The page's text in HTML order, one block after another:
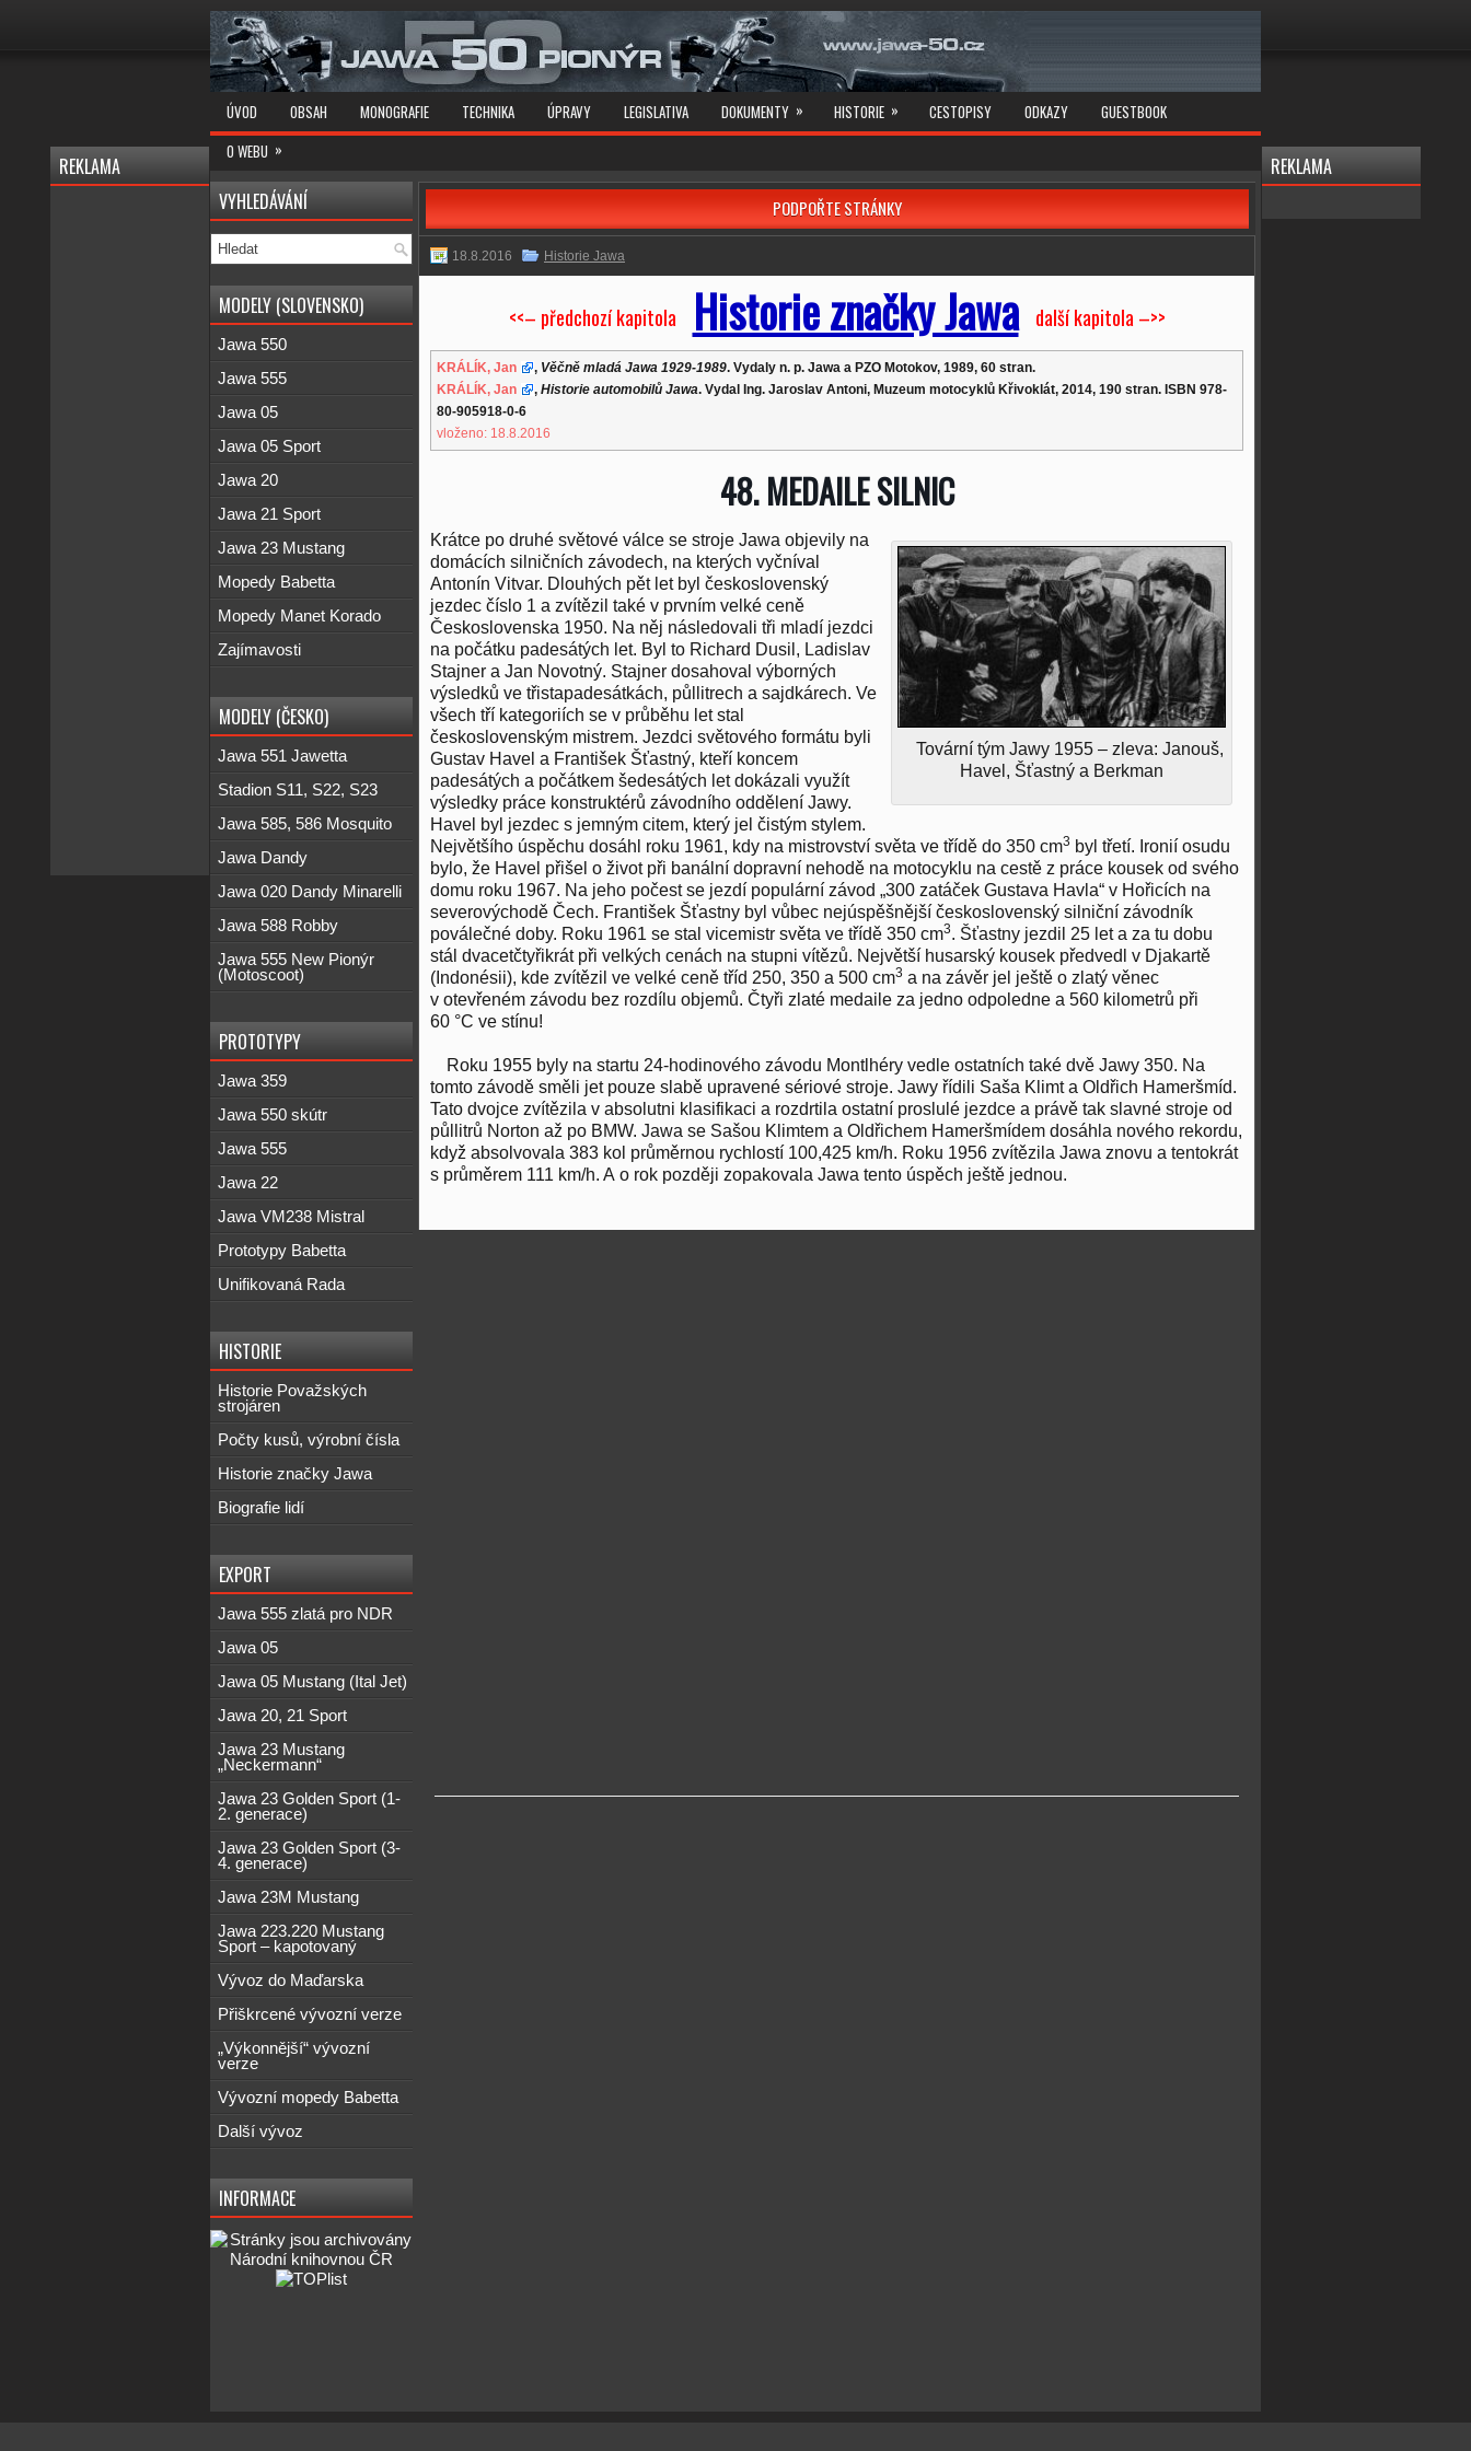
ÚVOD OBSAH MONOGRAFIE TECHNIKA ÚPRAVY LEGISLATIVA DOKUMENTY » HISTORIE » CESTOPISY ODKAZY
GUESTBOOK
O WEBU »
REKLAMA
REKLAMA
PODPOŘTE STRÁNKY
18.8.2016 Historie Jawa
<<– předchozí kapitola Historie značky Jawa další kapitola –>>
KRÁLÍK, Jan , Věčně mladá Jawa 1929-1989. Vydaly n. p. Jawa a PZO Motokov, 1989, 60 stran.
KRÁLÍK, Jan
, Historie automobilů Jawa. Vydal Ing. Jaroslav Antoni, Muzeum motocyklů Křivoklát, 2014, 190 stran. ISBN 978-
80-905918-0-6
vloženo: 18.8.2016
48. MEDAILE SILNIC
Tovární tým Jawy 1955 – zleva: Janouš,
Havel, Šťastný a Berkman
Krátce po druhé světové válce se stroje Jawa objevily na
domácích silničních závodech, na kterých vyčníval
Antonín Vitvar. Dlouhých pět let byl československý
jezdec číslo 1 a zvítězil také v prvním velké ceně
Československa 1950. Na něj následovali tři mladí jezdci
na počátku padesátých let. Byl to Richard Dusil, Ladislav
Stajner a Jan Novotný. Stajner dosahoval výborných
výsledků ve třistapadesátkách, půllitrech a sajdkárech. Ve
všech tří kategoriích se v průběhu let stal
československým mistrem. Jezdci světového formátu byli
Gustav Havel a František Šťastný, kteří koncem
padesátých a počátkem šedesátých let dokázali využít
výsledky práce konstruktérů závodního oddělení Jawy.
Havel byl jezdec s jemným citem, který jel čistým stylem.
Největšího úspěchu dosáhl roku 1961, kdy na mistrovství světa ve třídě do 350 cm3 byl třetí. Ironií osudu
bylo, že Havel přišel o život při banální dopravní nehodě na motocyklu na cestě z práce kousek od svého
domu roku 1967. Na jeho počest se jezdí populární závod „300 zatáček Gustava Havla“ v Hořicích na
severovýchodě Čech. František Šťastny byl vůbec nejúspěšnější československý silniční závodník
poválečné doby. Roku 1961 se stal vicemistr světa ve třídě 350 cm3. Šťastny jezdil 25 let a za tu dobu
stál dvacetčtyřikrát při velkých cenách na stupni vítězů. Největší husarský kousek předvedl v Djakartě
(Indonésii), kde zvítězil ve velké ceně tříd 250, 350 a 500 cm3 a na závěr jel ještě o zlatý věnec
v otevřeném závodu bez rozdílu objemů. Čtyři zlaté medaile za jedno odpoledne a 560 kilometrů při
60 °C ve stínu!
Roku 1955 byly na startu 24-hodinového závodu Montlhéry vedle ostatních také dvě Jawy 350. Na
tomto závodě směli jet pouze slabě upravené sériové stroje. Jawy řídili Saša Klimt a Oldřich Hameršmíd.
Tato dvojce zvítězila v absolutni klasifikaci a rozdrtila ostatní proslulé jezdce a právě tak slavné stroje od
půllitrů Norton až po BMW. Jawa se Sašou Klimtem a Oldřichem Hameršmídem dosáhla nového rekordu,
když absolvovala 383 kol průměrnou rychlostí 100,425 km/h. Roku 1956 zvítězila Jawa znovu a tentokrát
s průměrem 111 km/h. A o rok později zopakovala Jawa tento úspěch ještě jednou.
VYHLEDÁVÁNÍ
MODELY (SLOVENSKO)
Jawa 550
Jawa 555
Jawa 05
Jawa 05 Sport
Jawa 20
Jawa 21 Sport
Jawa 23 Mustang
Mopedy Babetta
Mopedy Manet Korado
Zajímavosti
MODELY (ČESKO)
Jawa 551 Jawetta
Stadion S11, S22, S23
Jawa 585, 586 Mosquito
Jawa Dandy
Jawa 020 Dandy Minarelli
Jawa 588 Robby
Jawa 555 New Pionýr
(Motoscoot)
PROTOTYPY
Jawa 359
Jawa 550 skútr
Jawa 555
Jawa 22
Jawa VM238 Mistral
Prototypy Babetta
Unifikovaná Rada
HISTORIE
Historie Považských
strojáren
Počty kusů, výrobní čísla
Historie značky Jawa
Biografie lidí
EXPORT
Jawa 555 zlatá pro NDR
Jawa 05
Jawa 05 Mustang (Ital Jet)
Jawa 20, 21 Sport
Jawa 23 Mustang
„Neckermann“
Jawa 23 Golden Sport (1-
2. generace)
Jawa 23 Golden Sport (3-
4. generace)
Jawa 23M Mustang
Jawa 223.220 Mustang
Sport – kapotovaný
Vývoz do Maďarska
Přiškrcené vývozní verze
„Výkonnější“ vývozní
verze
Vývozní mopedy Babetta
Další vývoz
INFORMACE